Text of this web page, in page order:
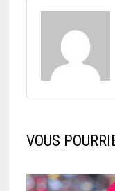
VOUS